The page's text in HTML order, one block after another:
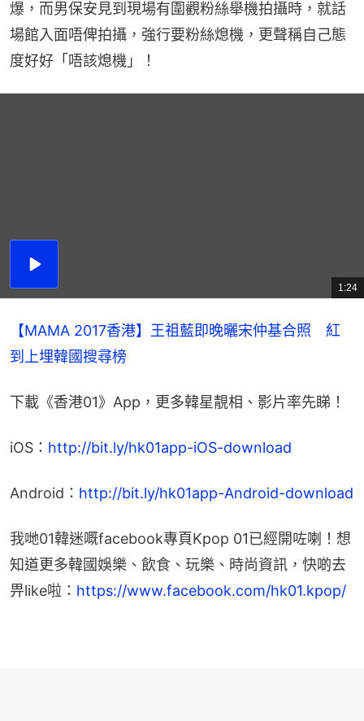
爆，而男保安見到現場有圍觀粉絲舉機拍攝時，就話
場館入面唔俾拍攝，強行要粉絲熄機，更聲稱自己態
度好好「唔該熄機」！
播
總
共
1:24
【MAMA 2017香港】王祖藍即晚曬宋仲基合照　紅
到上埋韓國搜尋榜
下載《香港01》App，更多韓星靚相、影片率先睇！
iOS： http://bit.ly/hk01app-iOS-download
Android： http://bit.ly/hk01app-Android-download
我哋01韓迷嘅facebook專頁Kpop 01已經開咗喇！想
知道更多韓國娛樂、飲食、玩樂、時尚資訊，快啲去
畀like啦： https://www.facebook.com/hk01.kpop/